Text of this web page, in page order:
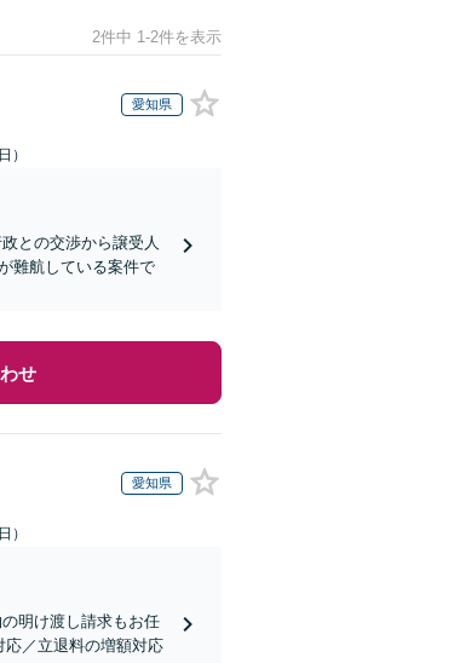
2件中 1-2件を表示
愛知県
）
との交渉から譲受人
難航している案件で
せ
愛知県
）
明け渡し請求もお任
／立退料の増額対応